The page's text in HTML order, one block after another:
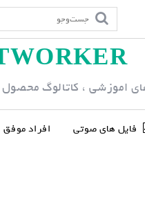
اموزشی ، کاتالوگ
فایل های صوتی افراد موفق